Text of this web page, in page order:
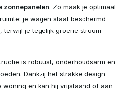
zonnepanelen. Zo maak je optimaal
je wagen staat beschermd
terwijl je tegelijk groene stroom
is robuust, onderhoudsarm en
Dankzij het strakke design
en kan hij vrijstaand of aan